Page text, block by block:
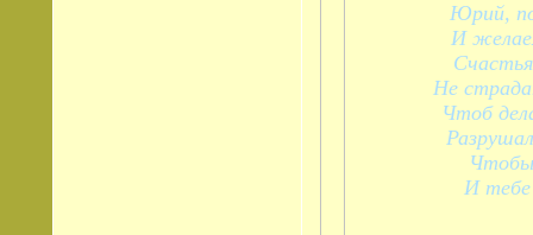
Юрий,
И
Не
Чтоб
Чтобы
И